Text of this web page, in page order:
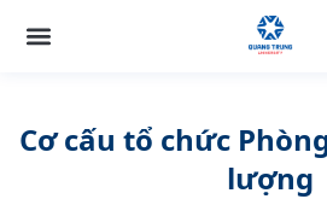
Cơ cấu tổ chức
lượng